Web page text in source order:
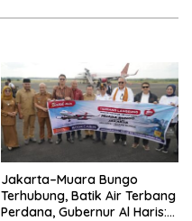
Jakarta–Muara Bungo
Terhubung, Batik Air Terbang
Perdana, Gubernur Al Haris: